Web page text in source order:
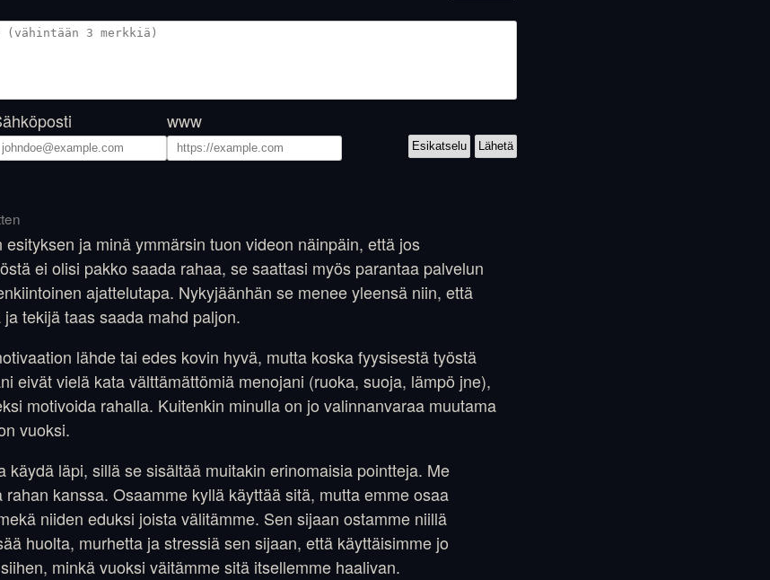
www
esityksen ja minä ymmärsin tuon videon näinpäin, että jos
ei olisi pakko saada rahaa, se saattasi myös parantaa palvelun
ajattelutapa. Nykyjäänhän se menee yleensä niin, että
tekijä taas saada mahd paljon.
lähde tai edes kovin hyvä, mutta koska fyysisestä työstä
eivät vielä kata välttämättömiä menojani (ruoka, suoja, lämpö jne),
motivoida rahalla. Kuitenkin minulla on jo valinnanvaraa muutama
vuoksi.
käydä läpi, sillä se sisältää muitakin erinomaisia pointteja. Me
kanssa. Osaamme kyllä käyttää sitä, mutta emme osaa
niiden eduksi joista välitämme. Sen sijaan ostamme niillä
huolta, murhetta ja stressiä sen sijaan, että käyttäisimme jo
minkä vuoksi väitämme sitä itsellemme haalivan.